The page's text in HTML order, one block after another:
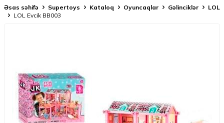
Əsas səhifə Supertoys Kataloq Oyuncaqlar Gəlinciklər
LOL
LOL Evcik BB003